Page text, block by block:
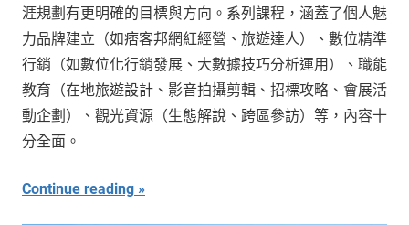
涯規劃有更明確的目標與方向。系列課程，涵蓋了個人魅
力品牌建立（如痞客邦網紅經營、旅遊達人）、數位精準
行銷（如數位化行銷發展、大數據技巧分析運用）、職能
教育（在地旅遊設計、影音拍攝剪輯、招標攻略、會展活
動企劃）、觀光資源（生態解說、跨區參訪）等，內容十
分全面。
Continue reading